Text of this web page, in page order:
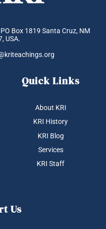
Box 1819 Santa Cruz, NM
USA.
Quick Links
About KRI
KRI History
KRI Blog
Services
KRI Staff
Us